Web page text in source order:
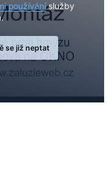
používáníslužby
se již neptat